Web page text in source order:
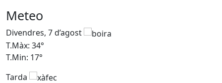
Meteo
Divendres, 7 d’agost
T.Màx: 34°
T.Min: 17°
Tarda